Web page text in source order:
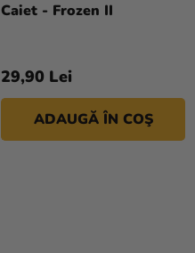
Caiet - Frozen II
29,90 Lei
ADAUGĂ ÎN COŞ